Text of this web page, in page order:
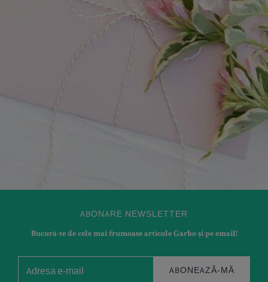
ABONARE NEWSLETTER
Bucură-te de cele mai frumoase articole Garbo și pe email!
ABONEAZĂ-MĂ